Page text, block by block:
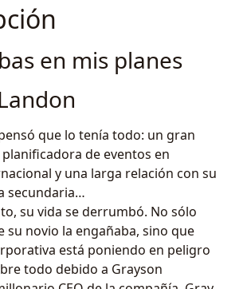
en mis planes
que lo tenía todo: un gran
de eventos en
y una larga relación con su
secundaria…
su vida se derrumbó. No sólo
su novio la engañaba, sino que
está poniendo en peligro
todo debido a Grayson